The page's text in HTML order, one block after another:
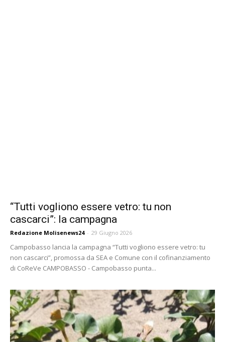
“Tutti vogliono essere vetro: tu non
cascarci”: la campagna
Redazione Molisenews24 - 29 Giugno 2026
Campobasso lancia la campagna “Tutti vogliono essere vetro: tu
non cascarci”, promossa da SEA e Comune con il cofinanziamento
di CoReVe CAMPOBASSO - Campobasso punta...